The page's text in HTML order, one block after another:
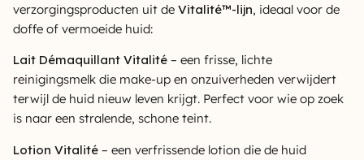
verzorgingsproducten uit de Vitalité™-lijn, ideaal voor de
doffe of vermoeide huid:
Lait Démaquillant Vitalité – een frisse, lichte
reinigingsmelk die make-up en onzuiverheden verwijdert
terwijl de huid nieuw leven krijgt. Perfect voor wie op zoek
is naar een stralende, schone teint.
Lotion Vitalité – een verfrissende lotion die de huid